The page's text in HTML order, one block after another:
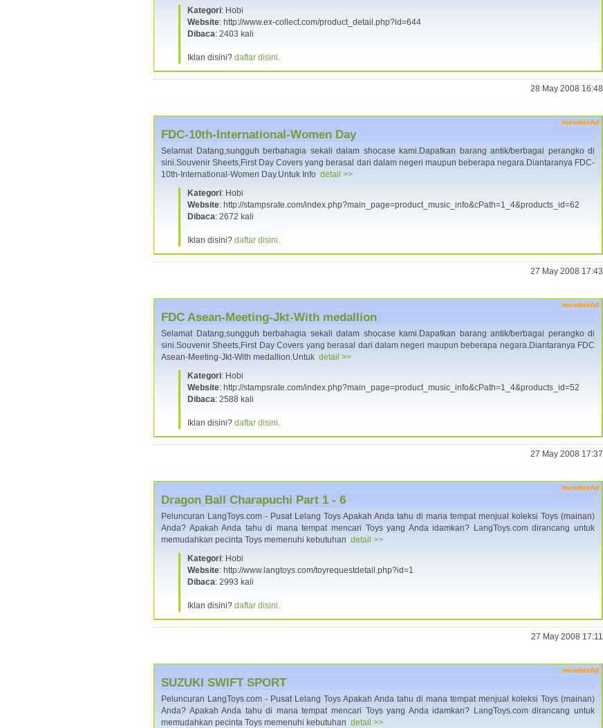
Kategori: Hobi
Website: http://www.ex-collect.com/product_detail.php?id=644
Dibaca: 2403 kali
Iklan disini? daftar disini.
28 May 2008 16:48
memberAd
FDC-10th-International-Women Day
Selamat Datang,sungguh berbahagia sekali dalam shocase kami.Dapatkan barang antik/berbagai perangko di
sini.Souvenir Sheets,First Day Covers yang berasal dari dalam negeri maupun beberapa negara.Diantaranya FDC-
10th-International-Women Day.Untuk Info detail >>
Kategori: Hobi
Website: http://stampsrate.com/index.php?main_page=product_music_info&cPath=1_4&products_id=62
Dibaca: 2672 kali
Iklan disini? daftar disini.
27 May 2008 17:43
memberAd
FDC Asean-Meeting-Jkt-With medallion
Selamat Datang,sungguh berbahagia sekali dalam shocase kami.Dapatkan barang antik/berbagai perangko di
sini.Souvenir Sheets,First Day Covers yang berasal dari dalam negeri maupun beberapa negara.Diantaranya FDC
Asean-Meeting-Jkt-With medallion.Untuk detail >>
Kategori: Hobi
Website: http://stampsrate.com/index.php?main_page=product_music_info&cPath=1_4&products_id=52
Dibaca: 2588 kali
Iklan disini? daftar disini.
27 May 2008 17:37
memberAd
Dragon Ball Charapuchi Part 1 - 6
Peluncuran LangToys.com - Pusat Lelang Toys Apakah Anda tahu di mana tempat menjual koleksi Toys (mainan)
Anda? Apakah Anda tahu di mana tempat mencari Toys yang Anda idamkan? LangToys.com dirancang untuk
memudahkan pecinta Toys memenuhi kebutuhan detail >>
Kategori: Hobi
Website: http://www.langtoys.com/toyrequestdetail.php?id=1
Dibaca: 2993 kali
Iklan disini? daftar disini.
27 May 2008 17:11
memberAd
SUZUKI SWIFT SPORT
Peluncuran LangToys.com - Pusat Lelang Toys Apakah Anda tahu di mana tempat menjual koleksi Toys (mainan)
Anda? Apakah Anda tahu di mana tempat mencari Toys yang Anda idamkan? LangToys.com dirancang untuk
memudahkan pecinta Toys memenuhi kebutuhan detail >>